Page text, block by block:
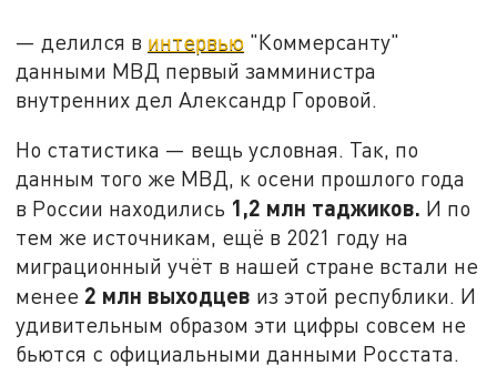
— делился в интервью "Коммерсанту"
данными МВД первый замминистра
внутренних дел Александр Горовой.
Но статистика — вещь условная. Так, по
данным того же МВД, к осени прошлого года
в России находились 1,2 млн таджиков. И по
тем же источникам, ещё в 2021 году на
миграционный учёт в нашей стране встали не
менее 2 млн выходцев из этой республики. И
удивительным образом эти цифры совсем не
бьются с официальными данными Росстата.